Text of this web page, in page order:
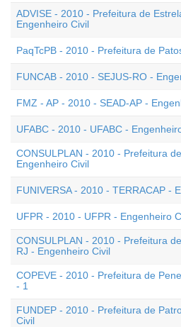
ADVISE - 2010 - Prefeitura de
Engenheiro Civil
PaqTcPB - 2010 - Prefeitura de
FUNCAB - 2010 - SEJUS-RO -
FMZ - AP - 2010 - SEAD-AP -
UFABC - 2010 - UFABC -
CONSULPLAN - 2010 - Prefeitura
Engenheiro Civil
FUNIVERSA - 2010 - TERRACAP -
UFPR - 2010 - UFPR - Engenheiro
CONSULPLAN - 2010 - Prefeitura
RJ - Engenheiro Civil
COPEVE - 2010 - Prefeitura de
- 1
FUNDEP - 2010 - Prefeitura de
Civil